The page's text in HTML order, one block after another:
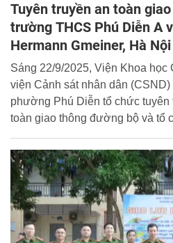
Tuyên truyền an toàn
trường THCS Phú Diễn A
Hermann Gmeiner, Hà Nội
Sáng 22/9/2025, Viện Khoa học
viện Cảnh sát nhân dân
phường Phú Diễn tổ chức tuyên
toàn giao thông đường bộ và tổ
sinh trường THCS Phú Diễn A
Hermann Gmeiner trên địa bàn
phố Hà Nội.